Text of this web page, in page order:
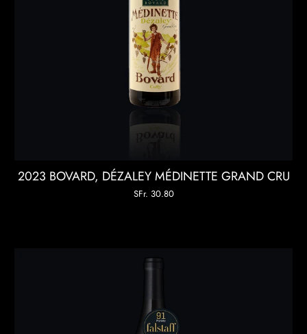
2023 BOVARD, DÉZALEY MÉDINETTE GRAND CRU
SFr. 30.80